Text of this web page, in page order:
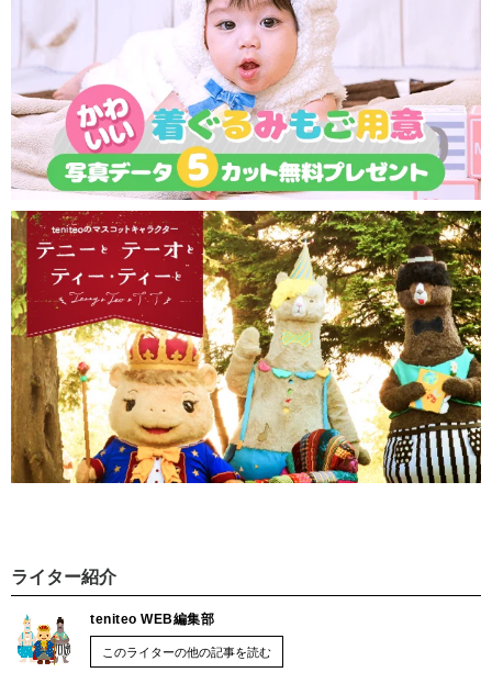
ライター紹介
teniteo WEB編集部
このライターの他の記事を読む